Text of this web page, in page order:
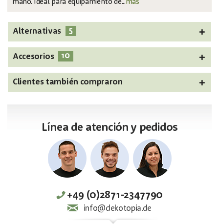
mano. Ideal para equipamiento de...más
Alternativas 5
Accesorios 10
Clientes también compraron
Línea de atención y pedidos
+49 (0)2871-2347790
info@dekotopia.de